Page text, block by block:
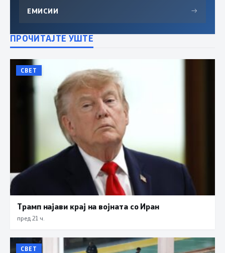
ЕМИСИИ →
ПРОЧИТАЈТЕ УШТЕ
СВЕТ
Трамп најави крај на војната со Иран
пред 21 ч.
СВЕТ